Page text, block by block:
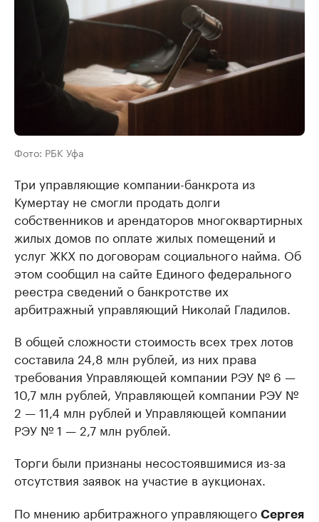
Фото: РБК Уфа
Три управляющие компании-банкрота из
Кумертау не смогли продать долги
собственников и арендаторов многоквартирных
жилых домов по оплате жилых помещений и
услуг ЖКХ по договорам социального найма. Об
этом сообщил на сайте Единого федерального
реестра сведений о банкротстве их
арбитражный управляющий Николай Гладилов.
В общей сложности стоимость всех трех лотов
составила 24,8 млн рублей, из них права
требования Управляющей компании РЭУ № 6 —
10,7 млн рублей, Управляющей компании РЭУ №
2 — 11,4 млн рублей и Управляющей компании
РЭУ № 1 — 2,7 млн рублей.
Торги были признаны несостоявшимися из-за
отсутствия заявок на участие в аукционах.
По мнению арбитражного управляющего Сергея